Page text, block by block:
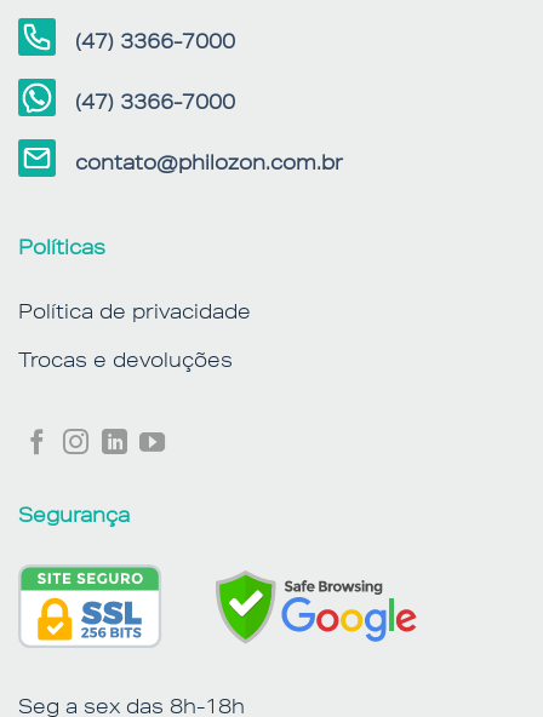
(47) 3366-7000
(47) 3366-7000
contato@philozon.com.br
Políticas
Política de privacidade
Trocas e devoluções
Segurança
Seg a sex das 8h-18h